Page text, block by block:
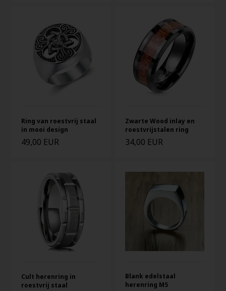
Ring van roestvrij staal
in mooi design
49,00 EUR
Zwarte Wood inlay en
roestvrijstalen ring
34,00 EUR
Cult herenring in
roestvrij staal
Blank edelstaal
herenring M5